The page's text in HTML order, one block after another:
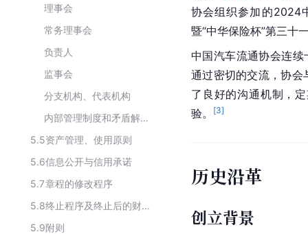
理事会
常务理事会
负责人
监事会
分支机构、代表机构
内部管理制度和矛盾解决机制
5.5资产管理、使用原则
5.6信息公开与信用承诺
5.7章程的修改程序
5.8
终止程序及终止后的财产处理
5.9附则
协会组织参加的2024
暨“中华保险杯”第三十
中国汽车流通协会连续
通过密切的交流，协会
了良好的沟通机制，
验。
[3]
历史沿革
创立背景